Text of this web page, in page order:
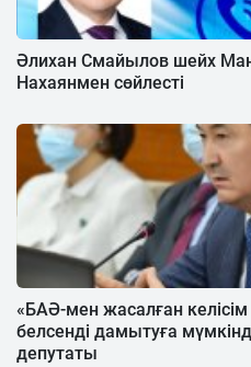
Әлихан Смайылов шейх
Нахаянмен сөйлесті
«БАӘ-мен жасалған
белсенді дамытуға
депутаты